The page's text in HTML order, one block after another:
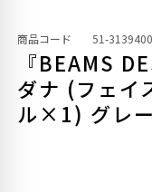
商品コード 51-
『BEAMS
ダナ (フェイ
ル×1) グレー